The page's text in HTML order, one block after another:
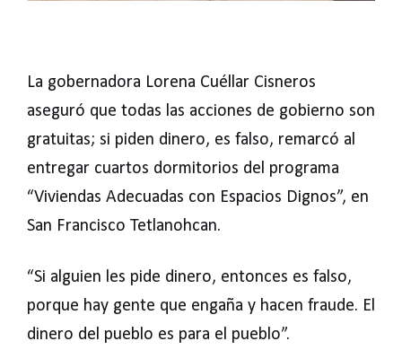
La gobernadora Lorena Cuéllar Cisneros
aseguró que todas las acciones de gobierno son
gratuitas; si piden dinero, es falso, remarcó al
entregar cuartos dormitorios del programa
“Viviendas Adecuadas con Espacios Dignos”, en
San Francisco Tetlanohcan.
“Si alguien les pide dinero, entonces es falso,
porque hay gente que engaña y hacen fraude. El
dinero del pueblo es para el pueblo”.